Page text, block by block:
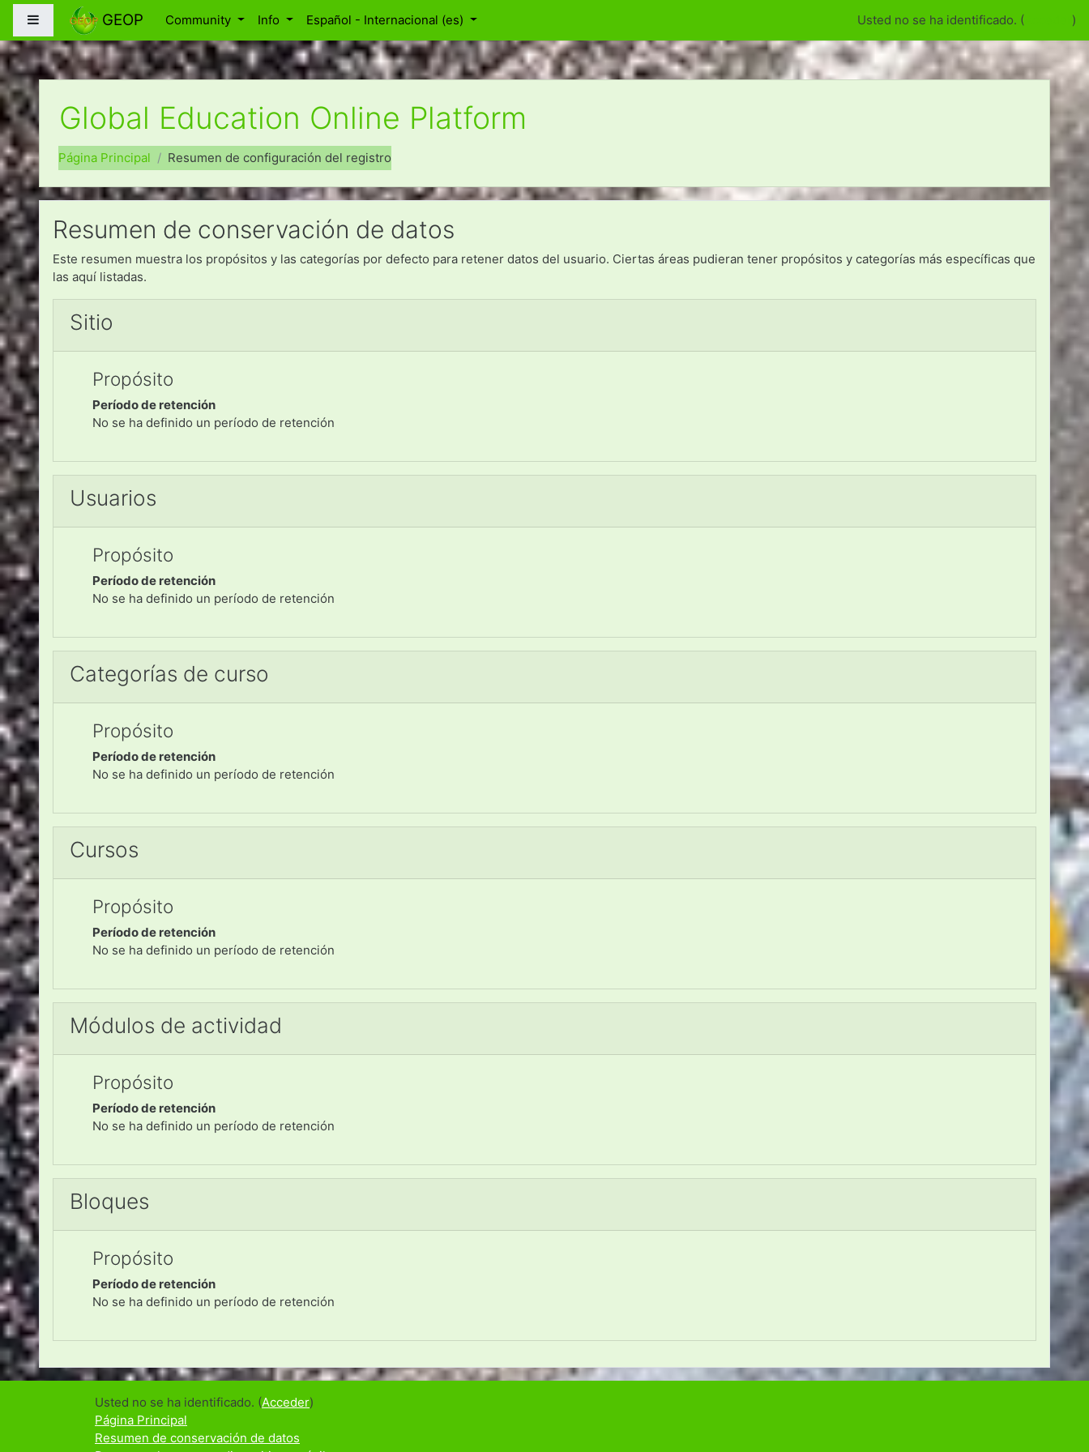
Saltar a contenido principal
Panel lateralGEOP Community Info Español - Internacional ‎(es)‎ Usted no se ha identificado. ( )
Global Education Online Platform
Página Principal Resumen de configuración del registro
Resumen de conservación de datos
Este resumen muestra los propósitos y las categorías por defecto para retener datos del usuario. Ciertas áreas pudieran tener propósitos y categorías más específicas que
las aquí listadas.
Sitio
Propósito
Período de retención
No se ha definido un período de retención
Usuarios
Propósito
Período de retención
No se ha definido un período de retención
Categorías de curso
Propósito
Período de retención
No se ha definido un período de retención
Cursos
Propósito
Período de retención
No se ha definido un período de retención
Módulos de actividad
Propósito
Período de retención
No se ha definido un período de retención
Bloques
Propósito
Período de retención
No se ha definido un período de retención
Usted no se ha identificado. (Acceder)
Página Principal
Resumen de conservación de datos